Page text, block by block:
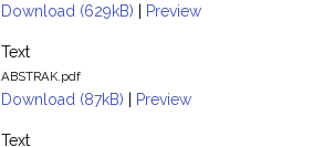
Download (629kB) | Preview
Text
ABSTRAK.pdf
Download (87kB) | Preview
Text